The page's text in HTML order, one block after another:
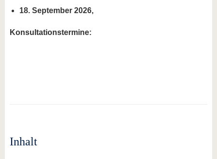
18. September 2026,
Konsultationstermine:
Inhalt